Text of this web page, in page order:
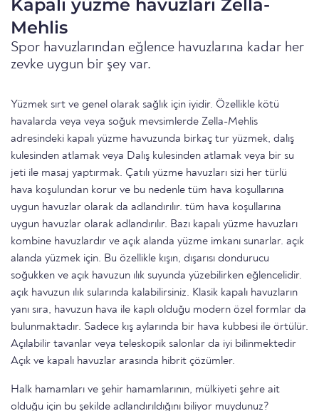
Kapalı yüzme havuzları Zella-
Mehlis
Spor havuzlarından eğlence havuzlarına kadar her
zevke uygun bir şey var.
Yüzmek sırt ve genel olarak sağlık için iyidir. Özellikle kötü
havalarda veya veya soğuk mevsimlerde Zella-Mehlis
adresindeki kapalı yüzme havuzunda birkaç tur yüzmek, dalış
kulesinden atlamak veya Dalış kulesinden atlamak veya bir su
jeti ile masaj yaptırmak. Çatılı yüzme havuzları sizi her türlü
hava koşulundan korur ve bu nedenle tüm hava koşullarına
uygun havuzlar olarak da adlandırılır. tüm hava koşullarına
uygun havuzlar olarak adlandırılır. Bazı kapalı yüzme havuzları
kombine havuzlardır ve açık alanda yüzme imkanı sunarlar. açık
alanda yüzmek için. Bu özellikle kışın, dışarısı dondurucu
soğukken ve açık havuzun ılık suyunda yüzebilirken eğlencelidir.
açık havuzun ılık sularında kalabilirsiniz. Klasik kapalı havuzların
yanı sıra, havuzun hava ile kaplı olduğu modern özel formlar da
bulunmaktadır. Sadece kış aylarında bir hava kubbesi ile örtülür.
Açılabilir tavanlar veya teleskopik salonlar da iyi bilinmektedir
Açık ve kapalı havuzlar arasında hibrit çözümler.
Halk hamamları ve şehir hamamlarının, mülkiyeti şehre ait
olduğu için bu şekilde adlandırıldığını biliyor muydunuz?